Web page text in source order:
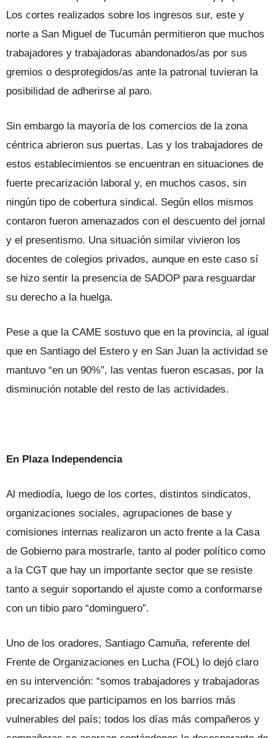
Los cortes realizados sobre los ingresos sur, este y
norte a San Miguel de Tucumán permitieron que muchos
trabajadores y trabajadoras abandonados/as por sus
gremios o desprotegidos/as ante la patronal tuvieran la
posibilidad de adherirse al paro.
Sin embargo la mayoría de los comercios de la zona
céntrica abrieron sus puertas. Las y los trabajadores de
estos establecimientos se encuentran en situaciones de
fuerte precarización laboral y, en muchos casos, sin
ningún tipo de cobertura sindical. Según ellos mismos
contaron fueron amenazados con el descuento del jornal
y el presentismo. Una situación similar vivieron los
docentes de colegios privados, aunque en este caso sí
se hizo sentir la presencia de SADOP para resguardar
su derecho a la huelga.
Pese a que la CAME sostuvo que en la provincia, al igual
que en Santiago del Estero y en San Juan la actividad se
mantuvo “en un 90%”, las ventas fueron escasas, por la
disminución notable del resto de las actividades.
En Plaza Independencia
Al mediodía, luego de los cortes, distintos sindicatos,
organizaciones sociales, agrupaciones de base y
comisiones internas realizaron un acto frente a la Casa
de Gobierno para mostrarle, tanto al poder político como
a la CGT que hay un importante sector que se resiste
tanto a seguir soportando el ajuste como a conformarse
con un tibio paro “dominguero”.
Uno de los oradores, Santiago Camuña, referente del
Frente de Organizaciones en Lucha (FOL) lo dejó claro
en su intervención: “somos trabajadores y trabajadoras
precarizados que participamos en los barrios más
vulnerables del país; todos los días más compañeros y